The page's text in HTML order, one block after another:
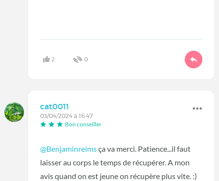
2 0
cat0011
03/04/2024 à 16:47
Bon conseiller
@Benjaminreimsça va merci. Patience...il faut
laisser au corps le temps de récupérer. A mon
avis quand on est jeune on récupère plus vite. :)